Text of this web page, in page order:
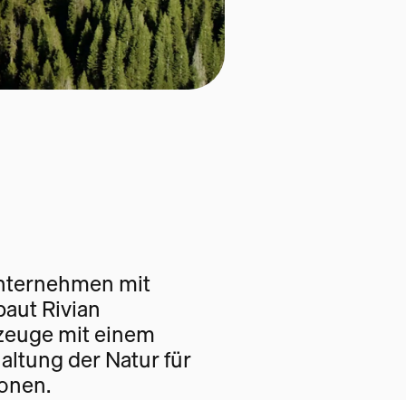
mit
Rivian
mit einem
der Natur für